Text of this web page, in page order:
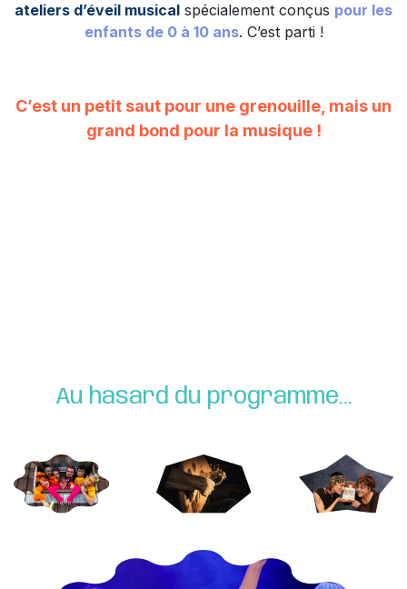
ateliers d’éveil musical spécialement conçus pour les
enfants de 0 à 10 ans. C’est parti !
C’est un petit saut pour une grenouille, mais un
grand bond pour la musique !
Au hasard du programme...